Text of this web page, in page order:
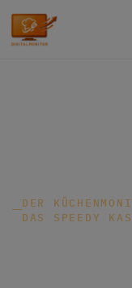
DER
DAS SPEEDY